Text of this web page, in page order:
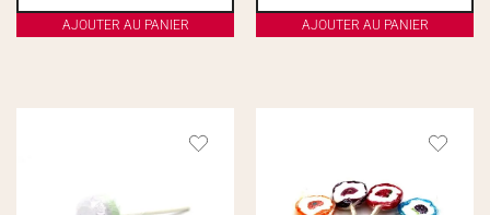
AJOUTER AU PANIER AJOUTER AU PANIER